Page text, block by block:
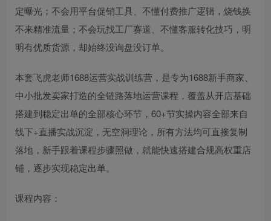
定曝光；不会用平台促销工具、不懂付费推广逻辑，烧钱换
不来精准流量；不会玩找工厂赛道、不懂客服转化技巧，明
明有优质货源，却始终没询盘没订单。
本套飞虎老师1688运营实战训练营，是专为1688新手商家、
中小批发卖家打造的全链路落地运营课程，覆盖从开店基础
搭建到稳定出单的全部核心环节，60+节实操内容全部来自
线下+直播实战沉淀，无空洞理论，所有方法均可直接复制
落地，新手跟着课程步骤照做，就能快速搭建合规高权重店
铺，逐步实现稳定出单。
课程内容：